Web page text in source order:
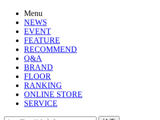
Menu
NEWS
EVENT
FEATURE
RECOMMEND
Q&A
BRAND
FLOOR
RANKING
ONLINE STORE
SERVICE